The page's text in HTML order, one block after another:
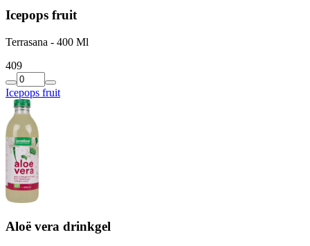
Icepops fruit
Terrasana - 400 Ml
409
Icepops fruit
Aloë vera drinkgel